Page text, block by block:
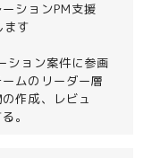
ションPM支援
ます
ション案件に参画
ムのリーダー層
作成、レビュ
。